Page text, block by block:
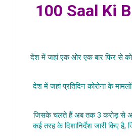
100 Saal Ki
देश में जहां एक ओर एक बार फिर से
देश में जहां प्रतिदिन कोरोना के
जिसके चलते हैं अब तक 3 करोड़ से
कई तरह के दिशानिर्देश जारी किए